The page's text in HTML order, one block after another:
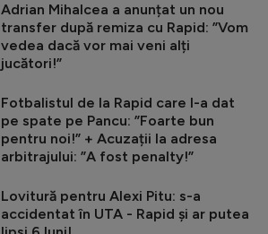
Adrian Mihalcea a anunțat un nou
transfer după remiza cu Rapid: ”Vom
vedea dacă vor mai veni alți
jucători!”
Fotbalistul de la Rapid care l-a dat
pe spate pe Pancu: ”Foarte bun
pentru noi!” + Acuzații la adresa
arbitrajului: ”A fost penalty!”
Lovitură pentru Alexi Pitu: s-a
accidentat în UTA - Rapid și ar putea